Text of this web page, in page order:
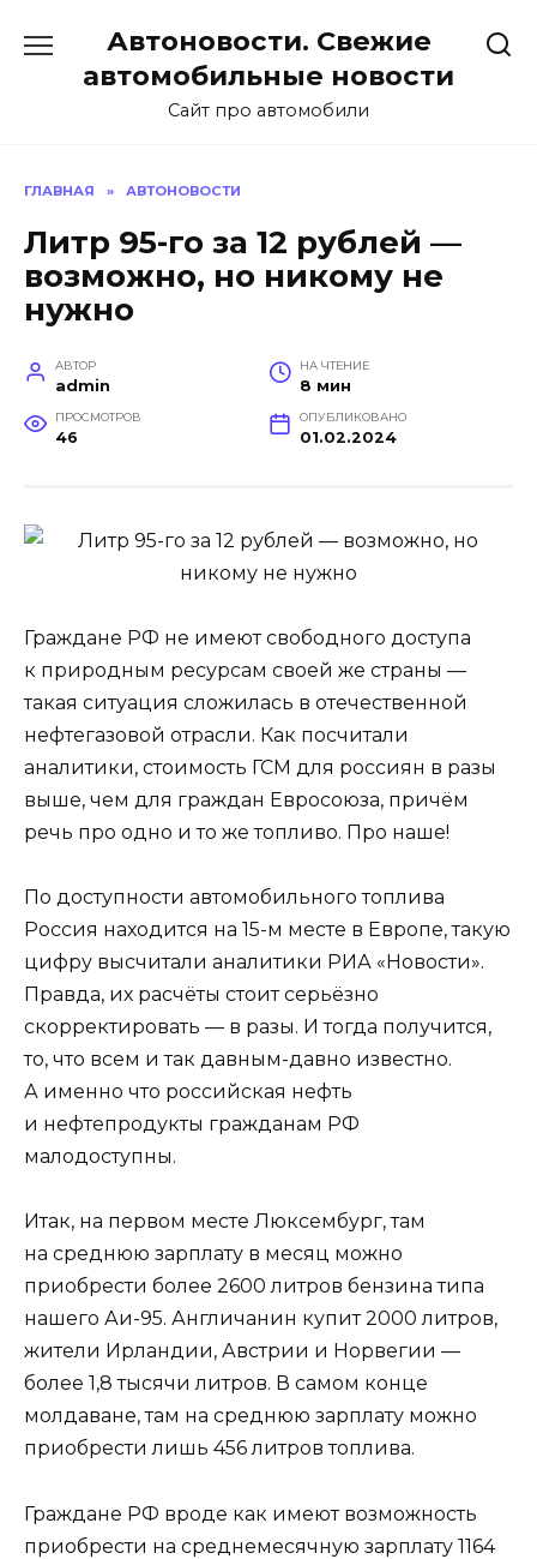
содержанию
Автоновости. Свежие
автомобильные новости
Сайт про автомобили
ГЛАВНАЯ » АВТОНОВОСТИ
Литр 95-го за 12 рублей —
возможно, но никому не
нужно
АВТОР
admin
НА ЧТЕНИЕ
8 мин
ПРОСМОТРОВ
46
ОПУБЛИКОВАНО
01.02.2024
Граждане РФ не имеют свободного доступа
к природным ресурсам своей же страны —
такая ситуация сложилась в отечественной
нефтегазовой отрасли. Как посчитали
аналитики, стоимость ГСМ для россиян в разы
выше, чем для граждан Евросоюза, причём
речь про одно и то же топливо. Про наше!
По доступности автомобильного топлива
Россия находится на 15-м месте в Европе, такую
цифру высчитали аналитики РИА «Новости».
Правда, их расчёты стоит серьёзно
скорректировать — в разы. И тогда получится,
то, что всем и так давным-давно известно.
А именно что российская нефть
и нефтепродукты гражданам РФ
малодоступны.
Итак, на первом месте Люксембург, там
на среднюю зарплату в месяц можно
приобрести более 2600 литров бензина типа
нашего Аи-95. Англичанин купит 2000 литров,
жители Ирландии, Австрии и Норвегии —
более 1,8 тысячи литров. В самом конце
молдаване, там на среднюю зарплату можно
приобрести лишь 456 литров топлива.
Граждане РФ вроде как имеют возможность
приобрести на среднемесячную зарплату 1164